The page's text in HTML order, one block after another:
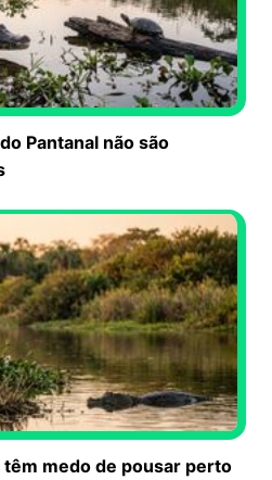
Pantanal não são
têm medo de pousar perto